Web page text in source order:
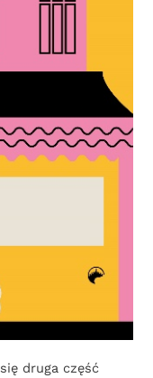
druga część